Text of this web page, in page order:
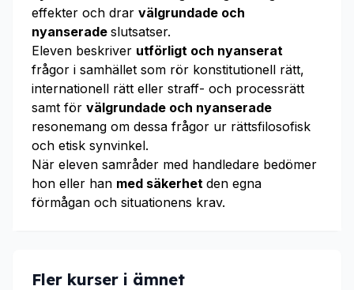
effekter och drar välgrundade och
nyanserade slutsatser.
Eleven beskriver utförligt och nyanserat
frågor i samhället som rör konstitutionell rätt,
internationell rätt eller straff- och processrätt
samt för välgrundade och nyanserade
resonemang om dessa frågor ur rättsfilosofisk
och etisk synvinkel.
När eleven samråder med handledare bedömer
hon eller han med säkerhet den egna
förmågan och situationens krav.
Fler kurser i ämnet